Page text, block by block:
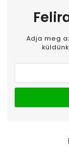
Adja meg